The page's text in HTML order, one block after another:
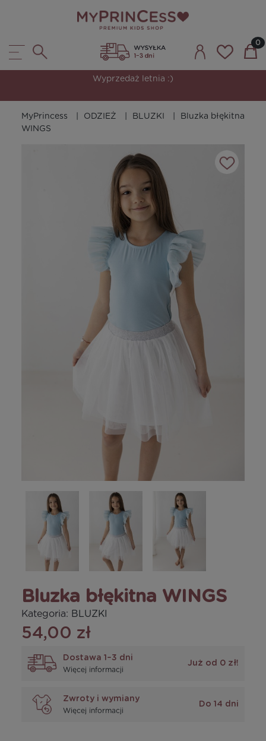
Wyprzedaż letnia :)
MyPrincess ODZIEŻ BLUZKI
Bluzka błękitna
WINGS
Bluzka błękitna WINGS
Kategoria: BLUZKI
54,00 zł
Dostawa 1–3 dni
Więcej informacji
Już od 0 zł!
Zwroty i wymiany
Więcej informacji
Do 14 dni